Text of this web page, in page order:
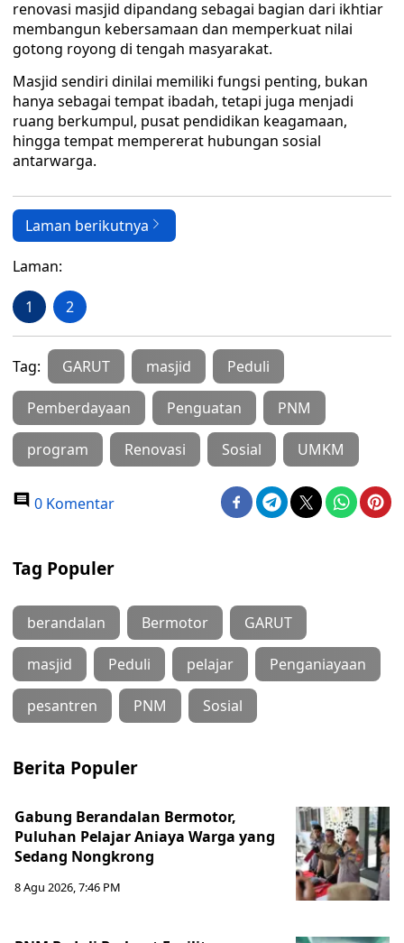
renovasi masjid dipandang sebagai bagian dari ikhtiar
membangun kebersamaan dan memperkuat nilai
gotong royong di tengah masyarakat.
Masjid sendiri dinilai memiliki fungsi penting, bukan
hanya sebagai tempat ibadah, tetapi juga menjadi
ruang berkumpul, pusat pendidikan keagamaan,
hingga tempat mempererat hubungan sosial
antarwarga.
Laman berikutnya
Laman:
1 2
Tag: GARUT masjid Peduli
Pemberdayaan Penguatan PNM
program Renovasi Sosial UMKM
0 Komentar
Tag Populer
berandalan Bermotor GARUT
masjid Peduli pelajar Penganiayaan
pesantren PNM Sosial
Berita Populer
Gabung Berandalan Bermotor,
Puluhan Pelajar Aniaya Warga yang
Sedang Nongkrong
8 Agu 2026, 7:46 PM